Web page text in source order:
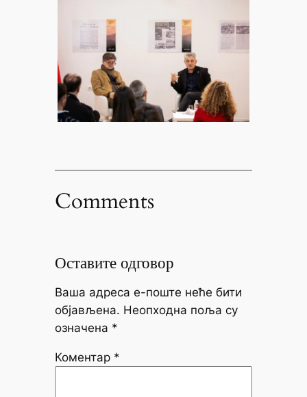
Comments
Оставите одговор
Ваша адреса е-поште неће бити
објављена. Неопходна поља су
означена *
Коментар *